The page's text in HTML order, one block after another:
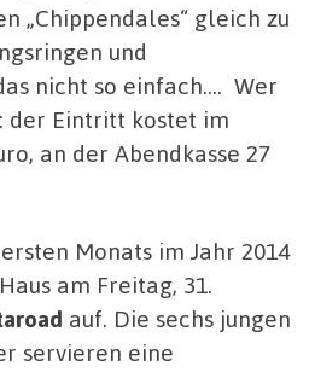
„Chippendales“ gleich zu
und
nicht so einfach…. Wer
der Eintritt kostet im
an der Abendkasse 27
Monats im Jahr 2014
am Freitag, 31.
auf. Die sechs jungen
servieren eine